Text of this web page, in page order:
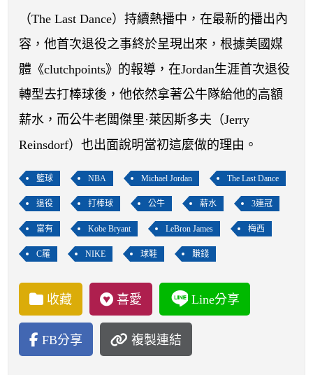
（The Last Dance）持續熱播中，在最新的播出內
容，他首次退役之事終於呈現出來，根據美國媒
體《clutchpoints》的報導，在Jordan生涯首次退役
轉型去打棒球後，他依然拿著公牛隊給他的高額
薪水，而公牛老闆傑里·萊因斯多夫（Jerry
Reinsdorf）也出面說明當初這麼做的理由。
籃球 NBA Michael Jordan The Last Dance
退役 打棒球 公牛 薪水 3連冠
富有 Kobe Bryant LeBron James 梅西
C羅 NIKE 球鞋 賺錢
收藏 喜愛 Line分享
FB分享 複製連結